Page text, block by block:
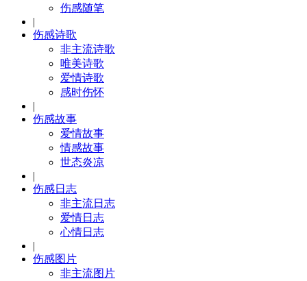
伤感随笔
|
伤感诗歌
非主流诗歌
唯美诗歌
爱情诗歌
感时伤怀
|
伤感故事
爱情故事
情感故事
世态炎凉
|
伤感日志
非主流日志
爱情日志
心情日志
|
伤感图片
非主流图片